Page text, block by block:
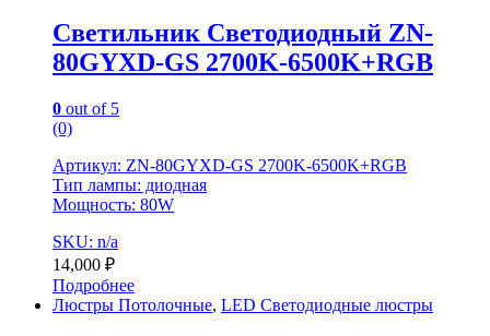
Светильник Светодиодный ZN-
80GYXD-GS 2700K-6500K+RGB
0 out of 5
(0)
Артикул: ZN-80GYXD-GS 2700K-6500K+RGB
Тип лампы: диодная
Мощность: 80W
SKU: n/a
14,000 ₽
Подробнее
Люстры Потолочные, LED Светодиодные люстры